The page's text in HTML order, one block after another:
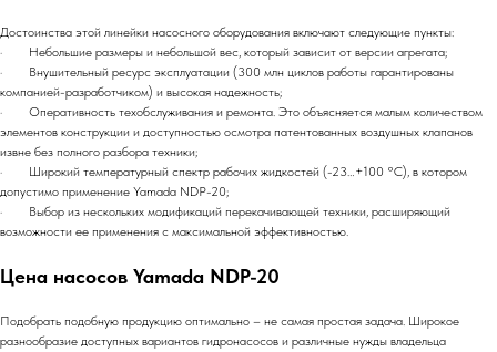
Достоинства этой линейки насосного оборудования включают следующие пункты:
· Небольшие размеры и небольшой вес, который зависит от версии агрегата;
· Внушительный ресурс эксплуатации (300 млн циклов работы гарантированы
компанией-разработчиком) и высокая надежность;
· Оперативность техобслуживания и ремонта. Это объясняется малым количеством
элементов конструкции и доступностью осмотра патентованных воздушных клапанов
извне без полного разбора техники;
· Широкий температурный спектр рабочих жидкостей (-23…+100 °C), в котором
допустимо применение Yamada NDP-20;
· Выбор из нескольких модификаций перекачивающей техники, расширяющий
возможности ее применения с максимальной эффективностью.
Цена насосов Yamada NDP-20
Подобрать подобную продукцию оптимально – не самая простая задача. Широкое
разнообразие доступных вариантов гидронасосов и различные нужды владельца